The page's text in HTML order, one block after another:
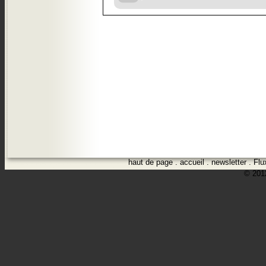
haut de page.accueil.newsletter.
©